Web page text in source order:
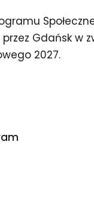
Gdańsk w
2027.